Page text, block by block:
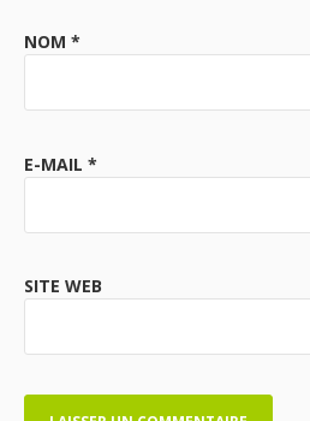
NOM *
E-MAIL *
SITE WEB